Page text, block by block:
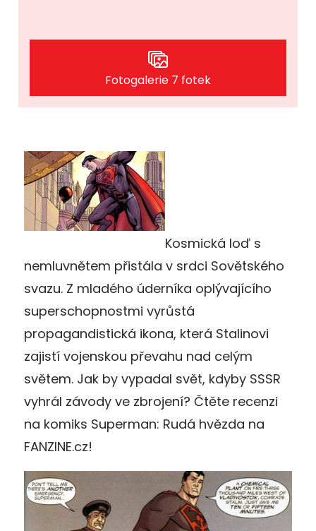
Fotogalerie 7 fotek
Kosmická loď s
nemluvnětem přistála v srdci Sovětského
svazu. Z mladého úderníka oplývajícího
superschopnostmi vyrůstá
propagandistická ikona, která Stalinovi
zajistí vojenskou převahu nad celým
světem. Jak by vypadal svět, kdyby SSSR
vyhrál závody ve zbrojení? Čtěte recenzi
na komiks Superman: Rudá hvězda na
FANZINE.cz!